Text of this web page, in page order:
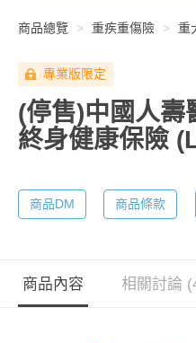
商品總覽 重疾重傷險 重
專業版限定
(停售)中國人壽
終身健康保險
商品DM 商品條款
商品內容 相關討論